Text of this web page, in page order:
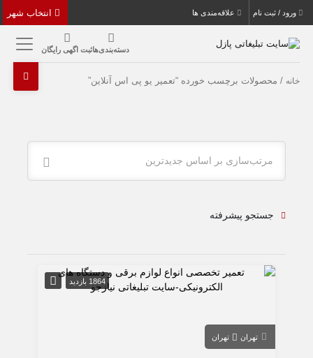
ورود / ثبت نام علاقه‌مندی ها
دسته‌بندی‌هاثبت اگهی رایگان
خانه / محصولات برچسب خورده “تعمیر یو پی اس آنلاین”
مرتب‌سازی بر اساس جدیدترین
جستجو پیشرفته
1864 بازدید
تهران تهران